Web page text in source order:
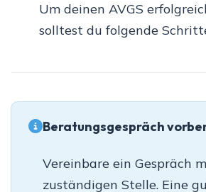
Um deinen AVGS
solltest du folgende
Beratungsgespräch
Vereinbare ein Gespräch
zuständigen Stelle. Eine